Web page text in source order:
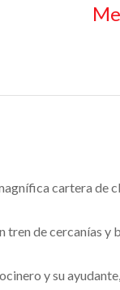
cartera de
de cercanías y
y su